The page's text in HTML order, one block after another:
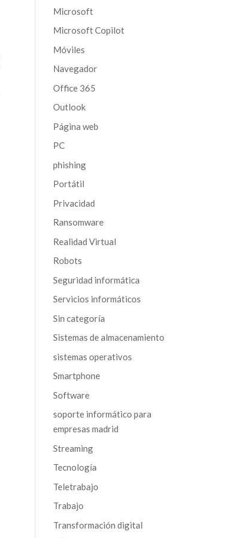
Microsoft
Microsoft Copilot
Móviles
Navegador
Office 365
Outlook
Página web
PC
phishing
Portátil
Privacidad
Ransomware
Realidad Virtual
Robots
Seguridad informática
Servicios informáticos
Sin categoría
Sistemas de almacenamiento
sistemas operativos
Smartphone
Software
soporte informático para
empresas madrid
Streaming
Tecnología
Teletrabajo
Trabajo
Transformación digital